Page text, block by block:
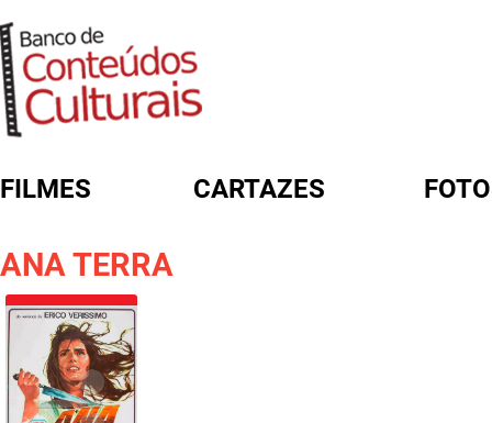
FILMES CARTAZES
ANA TERRAFORMULÁRIO DE BUSCA